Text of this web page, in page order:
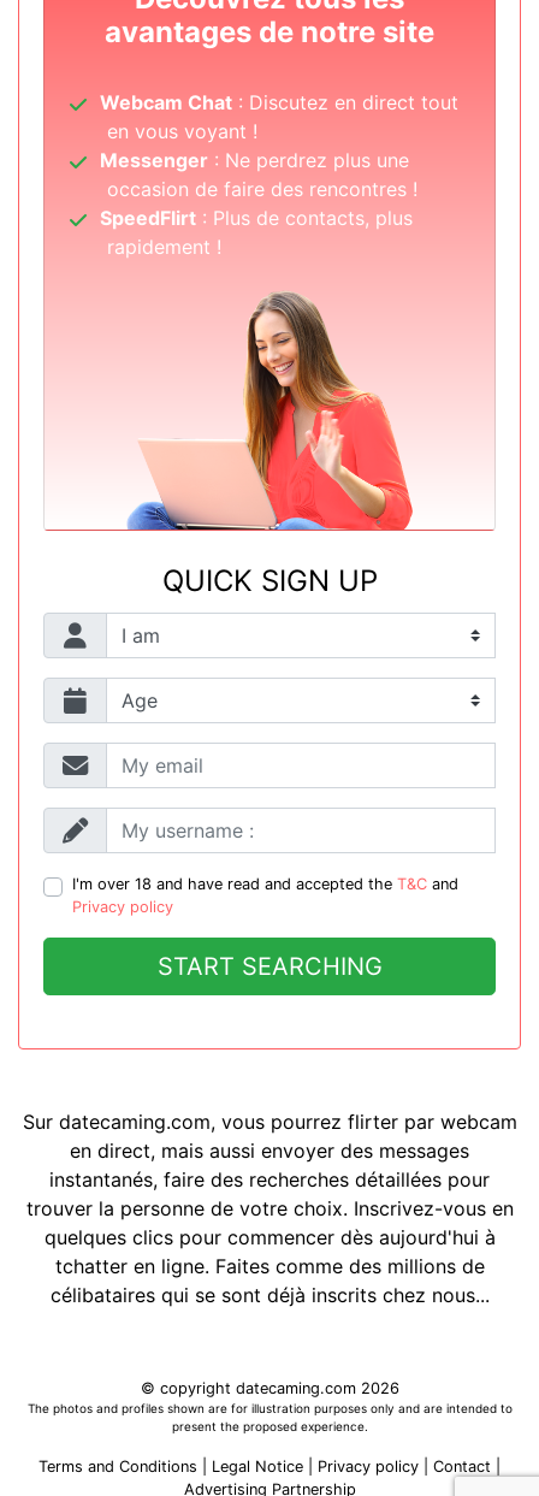
avantages de notre site
Webcam Chat: Discutez en direct tout
en vous voyant !
Messenger: Ne perdrez plus une
occasion de faire des rencontres !
SpeedFlirt: Plus de contacts, plus
rapidement !
QUICK SIGN UP
I'm over 18 and have read and accepted the T&C and
Privacy policy
START SEARCHING
Sur datecaming.com, vous pourrez flirter par webcam
en direct, mais aussi envoyer des messages
instantanés, faire des recherches détaillées pour
trouver la personne de votre choix. Inscrivez-vous en
quelques clics pour commencer dès aujourd'hui à
tchatter en ligne. Faites comme des millions de
célibataires qui se sont déjà inscrits chez nous...
© copyright datecaming.com 2026
The photos and profiles shown are for illustration purposes only and are intended to
present the proposed experience.
Terms and Conditions Legal Notice Privacy policy Contact
Advertising Partnership